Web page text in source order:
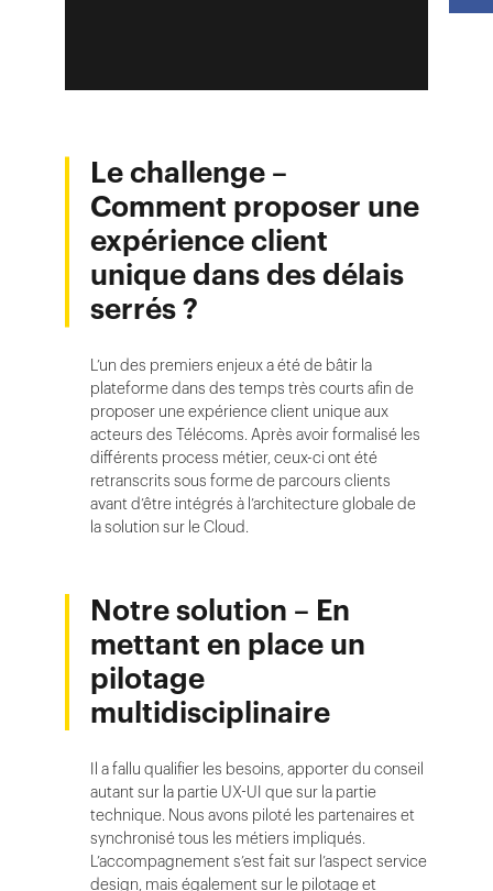
Le challenge –
Comment proposer une
expérience client
unique dans des délais
serrés ?
L’un des premiers enjeux a été de bâtir la
plateforme dans des temps très courts afin de
proposer une expérience client unique aux
acteurs des Télécoms. Après avoir formalisé les
différents process métier, ceux-ci ont été
retranscrits sous forme de parcours clients
avant d’être intégrés à l’architecture globale de
la solution sur le Cloud.
Notre solution – En
mettant en place un
pilotage
multidisciplinaire
Il a fallu qualifier les besoins, apporter du conseil
autant sur la partie UX-UI que sur la partie
technique. Nous avons piloté les partenaires et
synchronisé tous les métiers impliqués.
L’accompagnement s’est fait sur l’aspect service
design, mais également sur le pilotage et